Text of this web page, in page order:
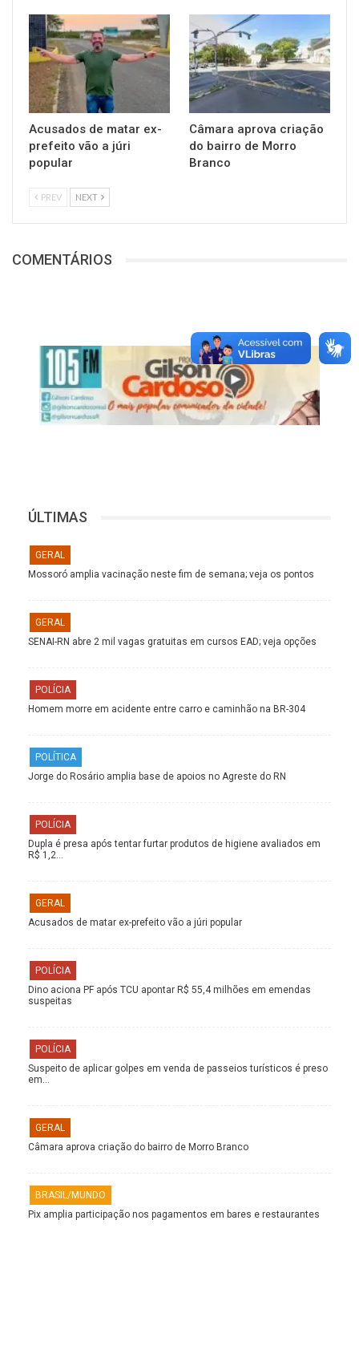
Acusados de matar ex-
prefeito vão a júri
popular
Câmara aprova criação
do bairro de Morro
Branco
PREV NEXT
COMENTÁRIOS
ÚLTIMAS
GERAL
Mossoró amplia vacinação neste fim de semana; veja os pontos
GERAL
SENAI-RN abre 2 mil vagas gratuitas em cursos EAD; veja opções
POLÍCIA
Homem morre em acidente entre carro e caminhão na BR-304
POLÍTICA
Jorge do Rosário amplia base de apoios no Agreste do RN
POLÍCIA
Dupla é presa após tentar furtar produtos de higiene avaliados em
R$ 1,2…
GERAL
Acusados de matar ex-prefeito vão a júri popular
POLÍCIA
Dino aciona PF após TCU apontar R$ 55,4 milhões em emendas
suspeitas
POLÍCIA
Suspeito de aplicar golpes em venda de passeios turísticos é preso
em…
GERAL
Câmara aprova criação do bairro de Morro Branco
BRASIL/MUNDO
Pix amplia participação nos pagamentos em bares e restaurantes